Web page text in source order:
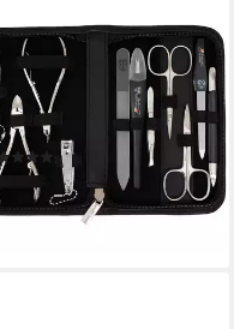
Etui Nagelpflege,
Set "New York" mit
Etui, 11 tlg.,
Nagelset, Made
(20)
€
- in 5-6 Werktagen bei dir